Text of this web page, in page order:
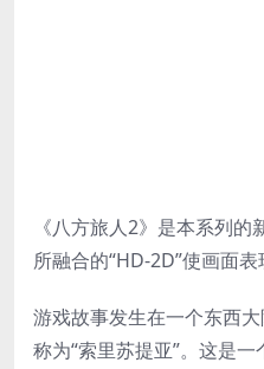
《八方旅人2》是本系列
所融合的“HD-2D”使画面表
游戏故事发生在一个东西
称为“索里苏提亚”。这是